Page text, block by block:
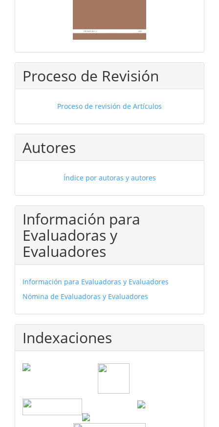
Proceso de Revisión
Proceso de revisión de Artículos
Autores
Índice por autoras y autores
Información para
Evaluadoras y
Evaluadores
Información para Evaluadoras y Evaluadores
Nómina de Evaluadoras y Evaluadores
Indexaciones